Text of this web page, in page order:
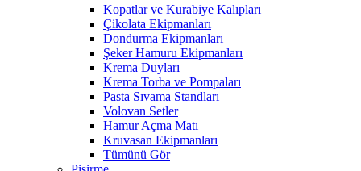
Kopatlar ve Kurabiye Kalıpları
Çikolata Ekipmanları
Dondurma Ekipmanları
Şeker Hamuru Ekipmanları
Krema Duyları
Krema Torba ve Pompaları
Pasta Sıvama Standları
Volovan Setler
Hamur Açma Matı
Kruvasan Ekipmanları
Tümünü Gör